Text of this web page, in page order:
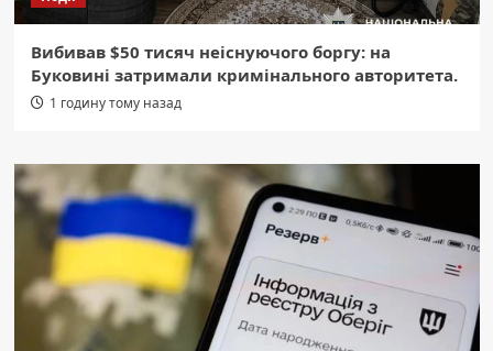
Вибивав $50 тисяч неіснуючого боргу: на
Буковині затримали кримінального авторитета.
1 годину тому назад